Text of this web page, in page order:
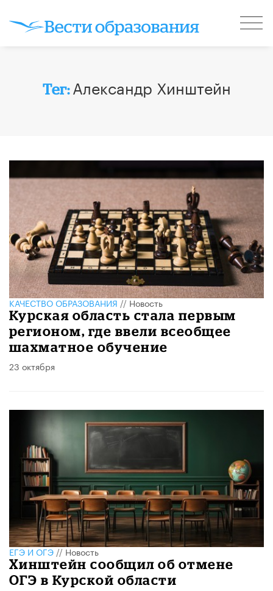
Тег: Александр Хинштейн
КАЧЕСТВО ОБРАЗОВАНИЯ//Новость
Курская область стала первым
регионом, где ввели всеобщее
шахматное обучение
23 октября
ЕГЭ И ОГЭ//Новость
Хинштейн сообщил об отмене
ОГЭ в Курской области